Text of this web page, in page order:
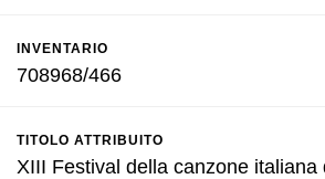
INVENTARIO
708968/466
TITOLO ATTRIBUITO
XIII Festival della canzone italiana